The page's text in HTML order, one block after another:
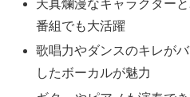
天真爛漫なキャラクター
番組でも大活躍
歌唱力やダンスのキレが
したボーカルが魅力